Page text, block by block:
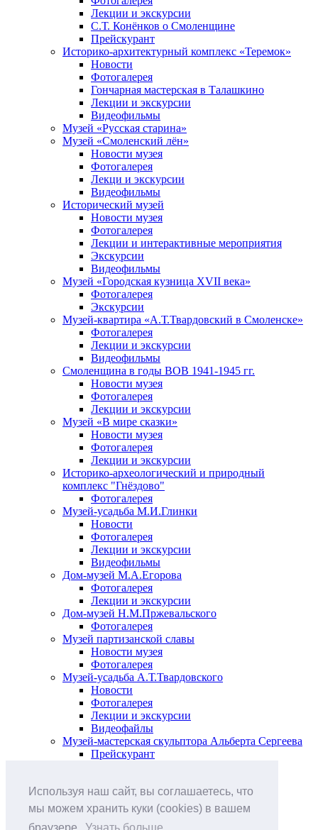
Используя наш сайт, вы соглашаетесь, что
мы можем хранить куки (cookies) в вашем
Лекции и экскурсии
С.Т. Конёнков о Смоленщине
Прейскурант
Историко-архитектурный комплекс «Теремок»
Новости
Фотогалерея
Гончарная мастерская в Талашкино
Лекции и экскурсии
Видеофильмы
Музей «Русская старина»
Музей «Смоленский лён»
Новости музея
Фотогалерея
Лекци и экскурсии
Видеофильмы
Исторический музей
Новости музея
Фотогалерея
Лекции и интерактивные мероприятия
Экскурсии
Видеофильмы
Музей «Городская кузница XVII века»
Фотогалерея
Экскурсии
Музей-квартира «А.Т.Твардовский в Смоленске»
Фотогалерея
Лекции и экскурсии
Видеофильмы
Смоленщина в годы ВОВ 1941-1945 гг.
Новости музея
Фотогалерея
Лекции и экскурсии
Музей «В мире сказки»
Новости музея
Фотогалерея
Лекции и экскурсии
Историко-археологический и природный
комплекс "Гнёздово"
Фотогалерея
Музей-усадьба М.И.Глинки
Новости
Фотогалерея
Лекции и экскурсии
Видеофильмы
Дом-музей М.А.Егорова
Фотогалерея
Лекции и экскурсии
Дом-музей Н.М.Пржевальского
Фотогалерея
Музей партизанской славы
Новости музея
Фотогалерея
Музей-усадьба А.Т.Твардовского
Новости
Фотогалерея
Лекции и экскурсии
Видеофайлы
Музей-мастерская скульптора Альберта Сергеева
Прейскурант
Анонс мероприятий
Виртуальные выставки